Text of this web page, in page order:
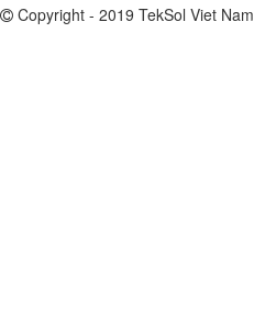
Copyright - 2019 TekSol Viet Nam